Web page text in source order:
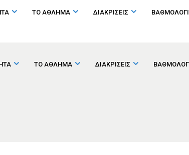
ΤΟ ΑΘΛΗΜΑ ΔΙΑΚΡΙΣΕΙΣ
ΤΟ ΑΘΛΗΜΑ ΔΙΑΚΡΙΣΕΙΣ